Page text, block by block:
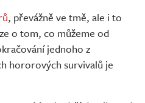
, převážně ve tmě, ale i to
o tom, co můžeme od
jednoho z
hororových survivalů je